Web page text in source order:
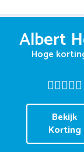
Albert
Hoge
Bekijk
Korting